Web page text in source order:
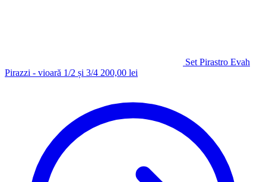
Set Pirastro Evah
Pirazzi - vioară 1/2 și 3/4 200,00 lei